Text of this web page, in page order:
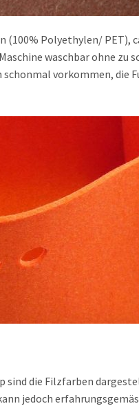
Polyethylen/ PET),
waschbar ohne zu
vorkommen, die
sind die Filzfarben
jedoch